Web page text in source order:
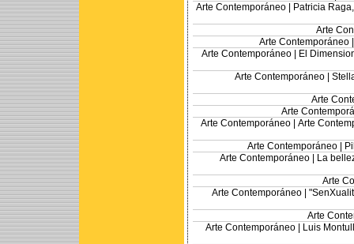
Arte Contemporáneo |
Patricia
Arte
Arte Contemporáneo
Arte Contemporáneo |
El
Arte Contemporáneo |
Arte
Arte
Arte Contemporáneo | Arte
Arte Contemporáneo |
Arte Contemporáneo |
La
Arte
Arte Contemporáneo |
Arte
Arte Contemporáneo |
Luis